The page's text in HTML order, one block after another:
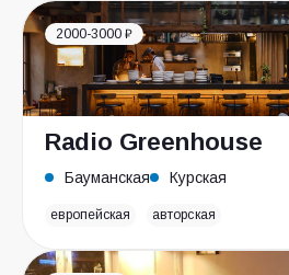
2000-3000 ₽
Radio Greenhouse
Бауманская Курская
европейская авторская